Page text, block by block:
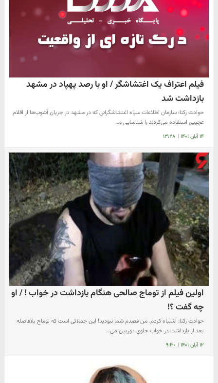
فیلم اعتراف یک اغتشاشگر / او با رصد پهپاد در مشهد
بازداشت شد
حوادث رکنا؛ سازمان اطلاعات سپاه اغتشاشگرانی که در مشهد در جریان آشوب‌ها از اقلام
عجیبی استفاده می‌کردند را شناسایی و…
۱۴ آبان ۱۴۰۱ | ۱۳:۲۸
اولین فیلم از توماج صالحی هنگام بازداشت در خواب ! / او
چه گفت ؟!
حوادث رکنا: اشتباه کردم. من قصدم شما نبودید! این جملاتی است که توماج بلافاصله
بعد از بازداشت در خواب جلوی دوربین می…
۱۲ آبان ۱۴۰۱ | ۹:۳۰